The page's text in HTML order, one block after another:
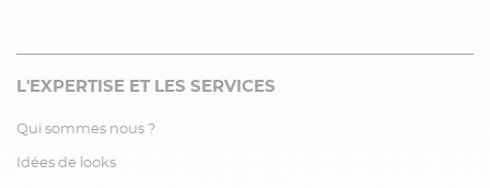
L'EXPERTISE ET LES SERVICES
Qui sommes nous ?
Idées de looks